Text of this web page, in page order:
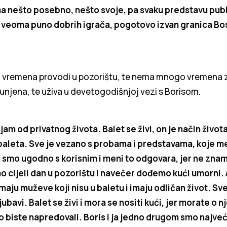
nešto posebno, nešto svoje, pa svaku predstavu
puno dobrih igrača, pogotovo izvan granica
provodi u pozorištu, te nema mnogo vremena
te uživa u devetogodišnjoj vezi s Borisom.
od privatnog života. Balet se živi, on je način
Sve je vezano s probama i predstavama, koje
ugodno s korisnim i meni to odgovara, jer ne
cijeli dan u pozorištu i navečer dođemo kući umorni.
muževe koji nisu u baletu i imaju odličan život.
Balet se živi i mora se nositi kući, jer morate o
biste napredovali. Boris i ja jedno drugom smo